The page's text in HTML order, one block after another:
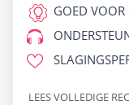
GOED VOOR
LEES VOLLEDIGE